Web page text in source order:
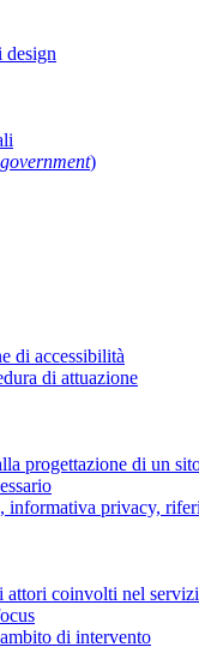
design
)
di accessibilità
di attuazione
progettazione di un
informativa privacy,
attori coinvolti nel
di intervento